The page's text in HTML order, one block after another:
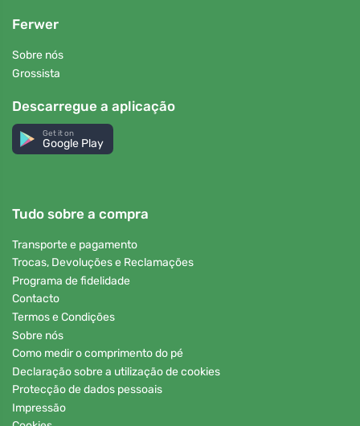
Ferwer
Sobre nós
Grossista
Descarregue a aplicação
Get it on
Google Play
Tudo sobre a compra
Transporte e pagamento
Trocas, Devoluções e Reclamações
Programa de fidelidade
Contacto
Termos e Condições
Sobre nós
Como medir o comprimento do pé
Declaração sobre a utilização de cookies
Protecção de dados pessoais
Impressão